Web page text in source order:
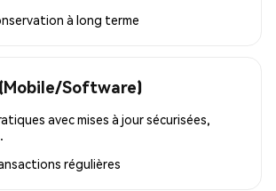
à long terme
Software)
avec mises à jour sécurisées,
régulières